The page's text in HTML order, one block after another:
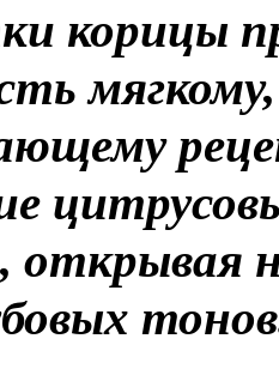
корицы
мягкому,
открывая